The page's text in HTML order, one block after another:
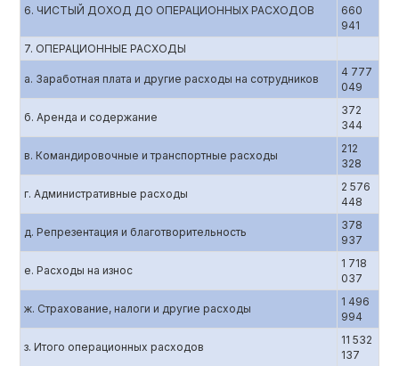
6. ЧИСТЫЙ ДОХОД ДО ОПЕРАЦИОННЫХ РАСХОДОВ
660
941
7. ОПЕРАЦИОННЫЕ РАСХОДЫ
а. Заработная плата и другие расходы на сотрудников
4 777
049
б. Аренда и содержание
372
344
в. Командировочные и транспортные расходы
212
328
г. Административные расходы
2 576
448
д. Репрезентация и благотворительность
378
937
е. Расходы на износ
1 718
037
ж. Страхование, налоги и другие расходы
1 496
994
з. Итого операционных расходов
11 532
137